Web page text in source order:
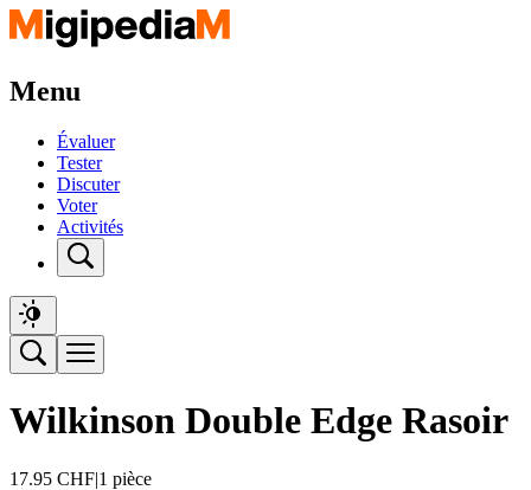
Menu
Évaluer
Tester
Discuter
Voter
Activités
Wilkinson Double Edge Rasoir
17.95 CHF|1 pièce